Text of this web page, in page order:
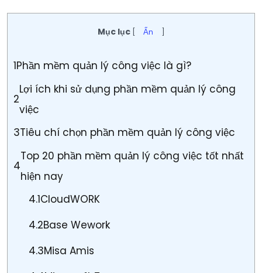
Mục lục Ẩn
1Phần mềm quản lý công việc là gì?
2
Lợi ích khi sử dụng phần mềm quản lý công
việc
3Tiêu chí chọn phần mềm quản lý công việc
4
Top 20 phần mềm quản lý công việc tốt nhất
hiện nay
4.1CloudWORK
4.2Base Wework
4.3Misa Amis